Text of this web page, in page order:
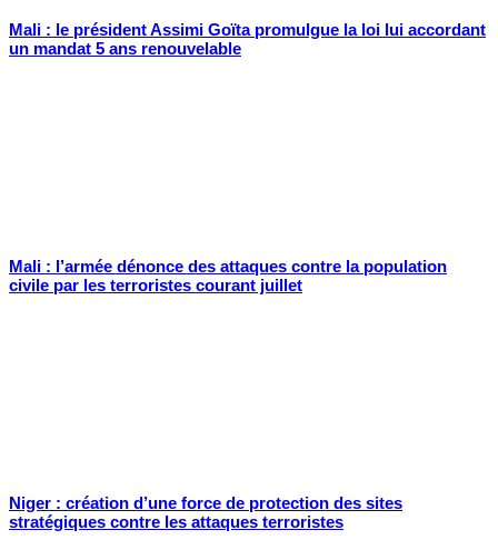
Mali : le président Assimi Goïta promulgue la loi lui accordant
un mandat 5 ans renouvelable
Mali : l’armée dénonce des attaques contre la population
civile par les terroristes courant juillet
Niger : création d’une force de protection des sites
stratégiques contre les attaques terroristes